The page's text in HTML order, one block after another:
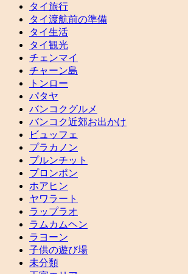
タイ旅行
タイ渡航前の準備
タイ生活
タイ観光
チェンマイ
チャーン島
トンロー
パタヤ
バンコクグルメ
バンコク近郊お出かけ
ビュッフェ
プラカノン
プルンチット
プロンポン
ホアヒン
ヤワラート
ラップラオ
ラムカムヘン
ラヨーン
子供の遊び場
未分類